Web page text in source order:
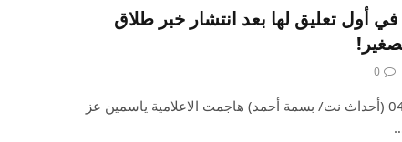
أول تعليق لها بعد انتشار خبر طلاق
0
الأحد ، 28 ابريل 2024 الساعة 04:00 (أحداث نت/ بسمة أحمد) هاجمت الاعلامية ياسمين عز